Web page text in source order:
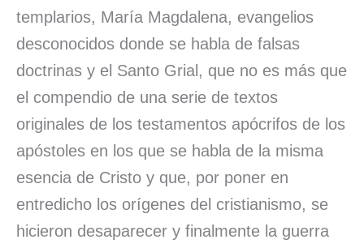
templarios, María Magdalena, evangelios
desconocidos donde se habla de falsas
doctrinas y el Santo Grial, que no es más que
el compendio de una serie de textos
originales de los testamentos apócrifos de los
apóstoles en los que se habla de la misma
esencia de Cristo y que, por poner en
entredicho los orígenes del cristianismo, se
hicieron desaparecer y finalmente la guerra